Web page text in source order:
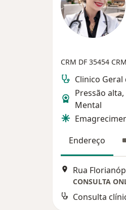
CRM DF 35454
Clinico Geral
Pressão
Mental
Endereço
Rua
CONSULTA
Consulta